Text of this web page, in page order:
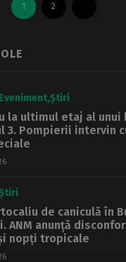
1 2
Eveniment Știri
la ultimul etaj al unui
3. Pompierii intervin
de caniculă în
ANM anunță
nopți tropicale